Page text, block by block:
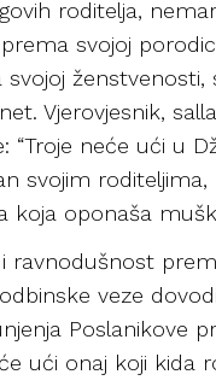
roditelja,
svojoj
ženstvenosti,
Vjerovjesnik,
“Troje neće ući u
svojim
koja oponaša
ravnodušnost
veze
Poslanikove
ući onaj koji kida